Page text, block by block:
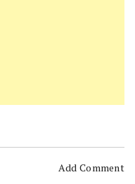
Add Comment